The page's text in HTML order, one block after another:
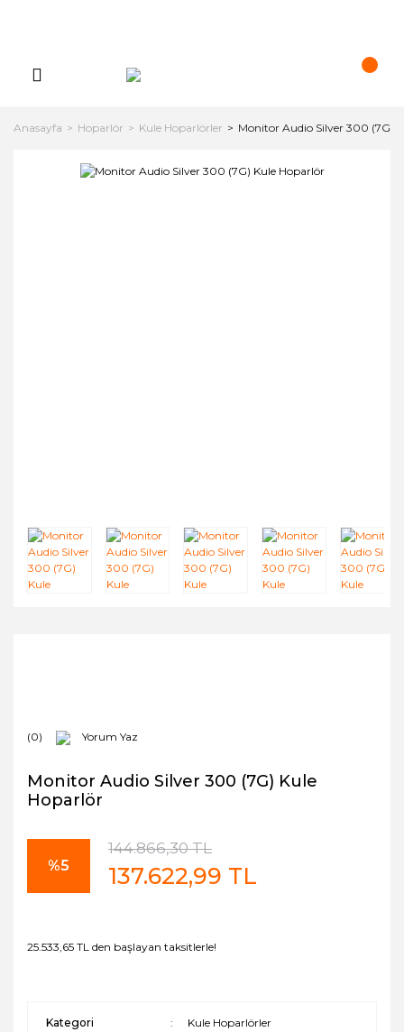
Anasayfa Hoparlör Kule Hoparlörler Monitor Audio Silver 300 (7G)
(0) Yorum Yaz
Monitor Audio Silver 300 (7G) Kule
Hoparlör
%5
144.866,30 TL
137.622,99 TL
25.533,65 TL den başlayan taksitlerle!
Kategori Kule Hoparlörler